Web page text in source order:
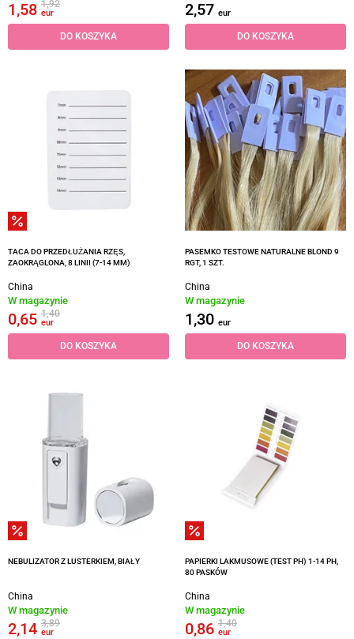
1,58 1,92
eur
DO KOSZYKA
2,57 eur
DO KOSZYKA
TACA DO PRZEDŁUŻANIA RZĘS,
ZAOKRĄGLONA, 8 LINII (7-14 MM)
China
W magazynie
0,65 1,40
eur
DO KOSZYKA
PASEMKO TESTOWE NATURALNE BLOND 9
RGT, 1 SZT.
China
W magazynie
1,30 eur
DO KOSZYKA
NEBULIZATOR Z LUSTERKIEM, BIAŁY
China
W magazynie
2,14 3,89
eur
PAPIERKI LAKMUSOWE (TEST PH) 1-14 PH,
80 PASKÓW
China
W magazynie
0,86 1,40
eur